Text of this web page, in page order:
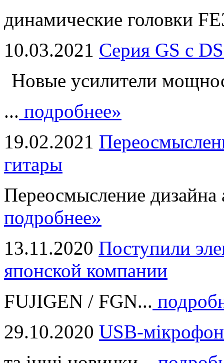
динамические головки
10.03.2021 Серия GS с
Новые усилители
... подробнее»
19.02.2021
гитары
Переосмысление дизайна
подробнее»
13.11.2020 Поступили
японской компании
FUJIGEN / FGN...
29.10.2020 USB-